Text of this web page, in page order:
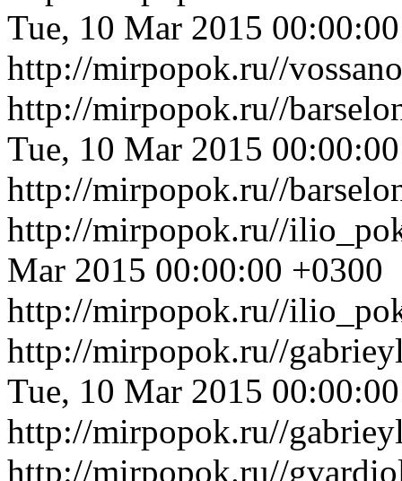
Tue, 10 Mar 2015
http://mirpopok.ru//
http://mirpopok.ru//
Tue, 10 Mar 2015
http://mirpopok.ru//
http://mirpopok.ru//
Mar 2015 00:00:00 +0300
http://mirpopok.ru//
http://mirpopok.ru//
Tue, 10 Mar 2015
http://mirpopok.ru//
http://mirpopok.ru//